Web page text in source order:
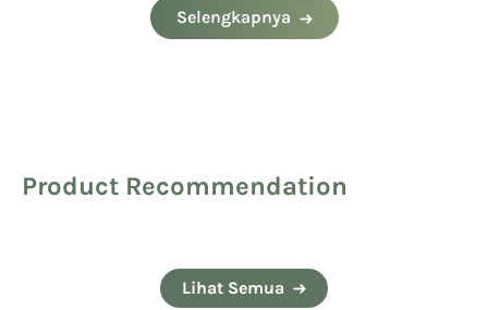
Selengkapnya
Product Recommendation
Lihat Semua